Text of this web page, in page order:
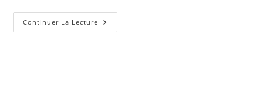
Continuer La Lecture BPMN
Et